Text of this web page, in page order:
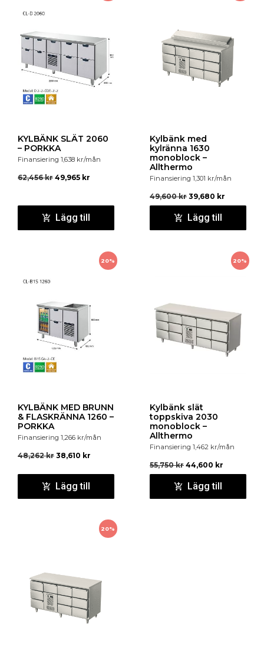
KYLBÄNK SLÄT 2060
– PORKKA
Finansiering 1,638 kr/mån
62,456kr 49,965 kr
Lägg till
Kylbänk med
kylränna 1630
monoblock –
Allthermo
Finansiering 1,301 kr/mån
49,600kr 39,680 kr
Lägg till
20%
KYLBÄNK MED BRUNN
& FLASKRÄNNA 1260 –
PORKKA
Finansiering 1,266 kr/mån
48,262kr 38,610 kr
Lägg till
20%
Kylbänk slät
toppskiva 2030
monoblock –
Allthermo
Finansiering 1,462 kr/mån
55,750kr 44,600 kr
Lägg till
20%